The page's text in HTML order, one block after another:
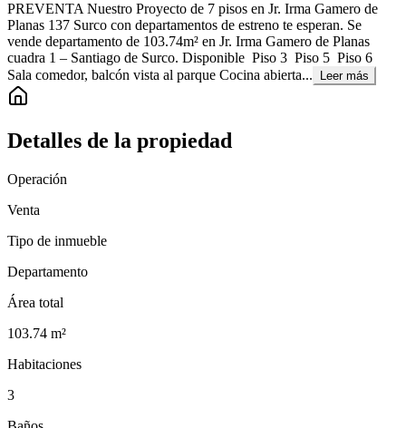
PREVENTA Nuestro Proyecto de 7 pisos en Jr. Irma Gamero de
Planas 137 Surco con departamentos de estreno te esperan. Se
vende departamento de 103.74m² en Jr. Irma Gamero de Planas
cuadra 1 – Santiago de Surco. Disponible Piso 3 Piso 5 Piso 6
Sala comedor, balcón vista al parque Cocina abierta...
Leer más
Detalles de la propiedad
Operación
Venta
Tipo de inmueble
Departamento
Área total
103.74 m²
Habitaciones
3